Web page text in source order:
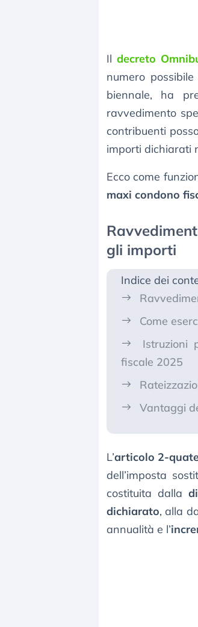
Ildecreto
numero
biennale, ha
ravvedimento
contribuenti
importi dichiarati
Ecco come
maxi condono
gli importi
Indice dei
Come
Istruzioni
fiscale 2025
Vantaggi
L’articolo 2-
dell’imposta
costituita dalla
dichiarato, alla
annualità e l’